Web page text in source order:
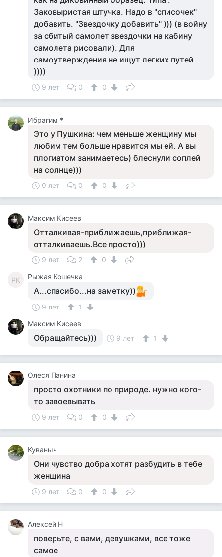
Заковыристая штучка. Надо в "списочек"
добавить. "Звездочку добавить" ))) (в войну
за сбитый самолет звездочки на кабину
самолета рисовали). Для
самоутверждения не ищут легких путей.
))))
9 лет 0 0
Ибрагим *
Это у Пушкина: чем меньше женщину мы
любим тем больше нравится мы ей. А вы
плогиатом занимаетесь) блеснули соплей
на солнце)))
9 лет 0 0
Максим Кисеев
Отталкивая-приближаешь,приближая-
отталкиваешь.Все просто)))
9 лет 2 0
РК Рыжая Кошечка
А...спасибо...на заметку))
9 лет
1
Максим Кисеев
Обращайтесь))) 9 лет 1
Олеся Панина
просто охотники по природе. нужно кого-
то завоевывать
9 лет 0 0
Куваныч
Они чувство добра хотят разбудить в тебе
женщина
9 лет 0 0
Алексей Н
поверьте, с вами, девушками, все тоже
самое